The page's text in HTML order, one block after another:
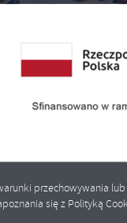
przechowywania
się z Polityką